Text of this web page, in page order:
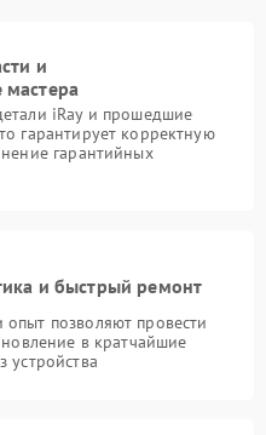
и
iRay и прошедшие
гарантирует корректную
гарантийных
и быстрый ремонт
позволяют провести
в кратчайшие
устройства